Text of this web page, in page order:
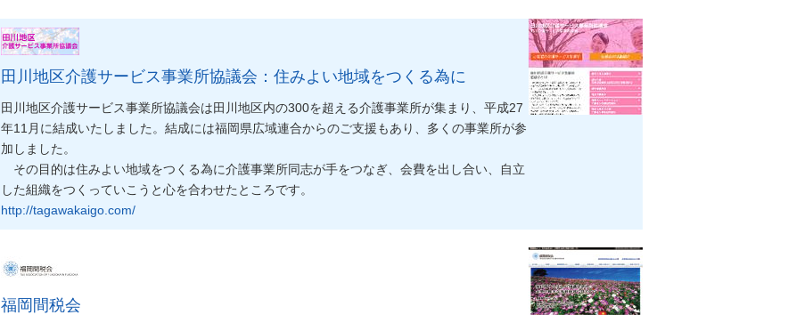
田川地区介護サービス事業所協議会：住みよい地域をつくる為に
田川地区介護サービス事業所協議会は田川地区内の300を超える介護事業所が集まり、平成27
年11月に結成いたしました。結成には福岡県広域連合からのご支援もあり、多くの事業所が参
加しました。
その目的は住みよい地域をつくる為に介護事業所同志が手をつなぎ、会費を出し合い、自立
した組織をつくっていこうと心を合わせたところです。
http://tagawakaigo.com/
福岡間税会